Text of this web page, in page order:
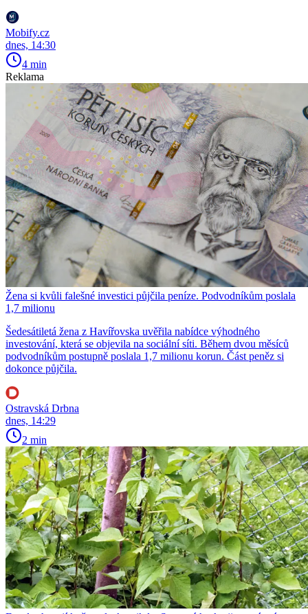
Mobify.cz
dnes, 14:30
4 min
Reklama
Žena si kvůli falešné investici půjčila peníze. Podvodníkům poslala
1,7 milionu
Šedesátiletá žena z Havířovska uvěřila nabídce výhodného
investování, která se objevila na sociální síti. Během dvou měsíců
podvodníkům postupně poslala 1,7 milionu korun. Část peněz si
dokonce půjčila.
Ostravská Drbna
dnes, 14:29
2 min